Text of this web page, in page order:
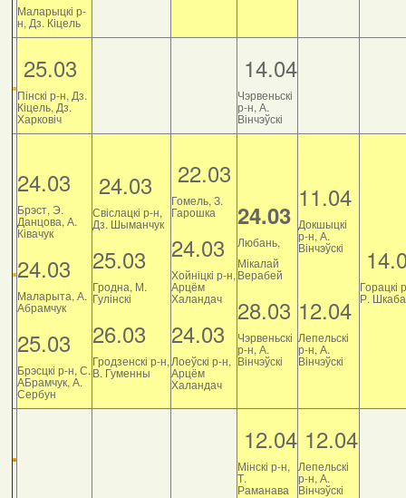
Маларыцкі р-
н, Дз. Кіцель
25.03
Пінскі р-н, Дз.
Кіцель, Дз.
Харковіч
14.04
Чэрвеньскі
р-н, А.
Вінчэўскі
24.03
Брэст, Э.
Данцова, А.
Ківачук
24.03
Маларыта, А.
Абрамчук
25.03
Брэсцкі р-н, С.
АБрамчук, А.
Сербун
24.03
Свіслацкі р-н,
Дз. Шыманчук
25.03
Гродна, М.
Гулінскі
26.03
Гродзенскі р-н,
В. Гуменны
22.03
Гомель, З.
Гарошка
24.03
Хойніцкі р-н,
Арцём
Халандач
24.03
Лоеўскі р-н,
Арцём
Халандач
24.03
Любань,
Мікалай
Верабей
28.03
Чэрвеньскі
р-н, А.
Вінчэўскі
11.04
Докшыцкі
р-н, А.
Вінчэўскі
12.04
Лепельскі
р-н, А.
Вінчэўскі
Горацкі
Р.
12.04
Мінскі р-н,
Т.
Раманава
12.04
Лепельскі
р-н, А.
Вінчэўскі